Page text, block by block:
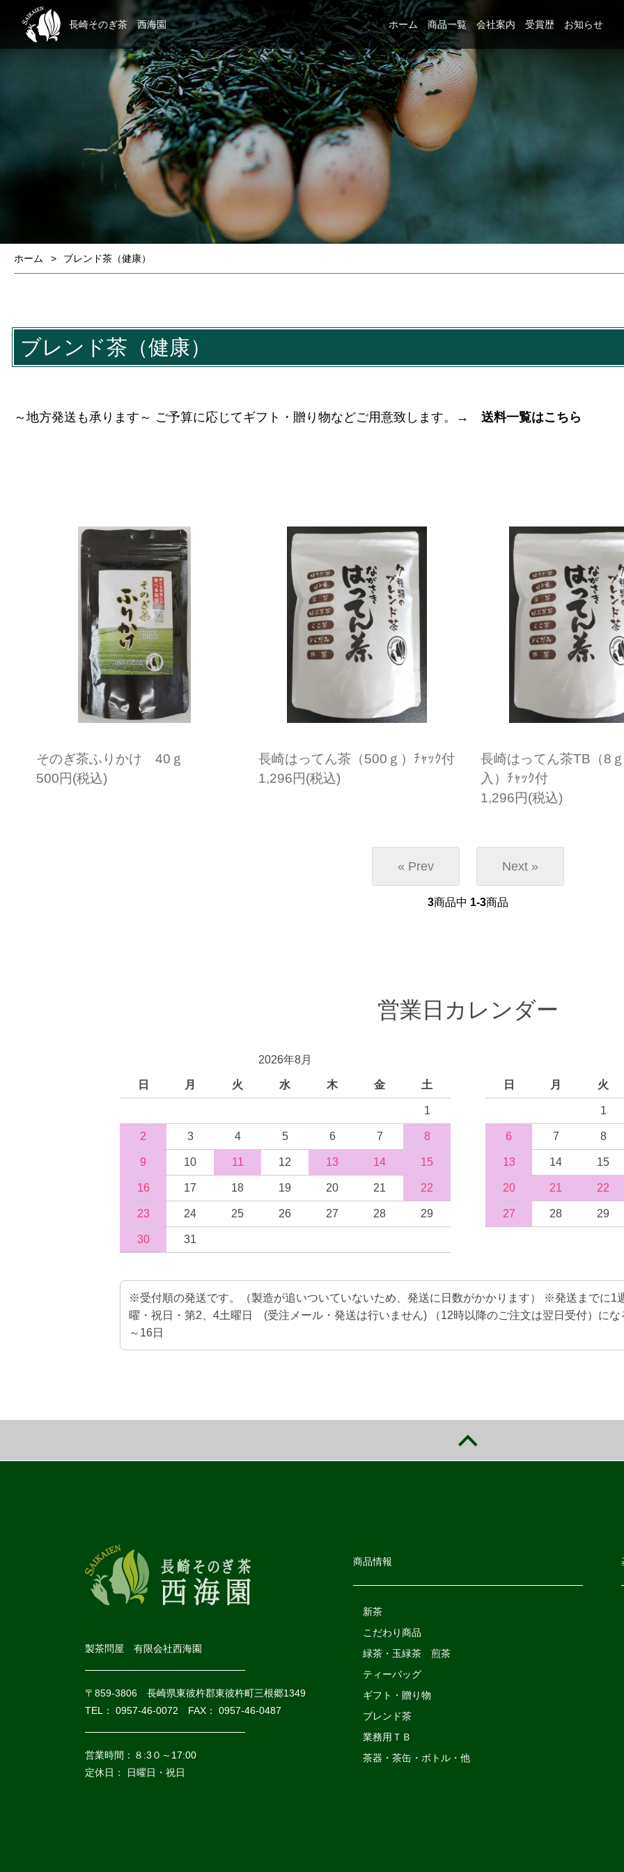
長崎そのぎ茶西海園 ホーム 商品一覧 会社案内 受賞歴 お知らせ
ホーム ブレンド茶（健康）
ブレンド茶（健康）
～地方発送も承ります～ ご予算に応じてギフト・贈り物などご用意致します。→ 送料一覧はこちら
そのぎ茶ふりかけ 40ｇ
500円(税込)
長崎はってん茶（500ｇ）ﾁｬｯｸ付
1,296円(税込)
長崎はってん茶TB（8
入）ﾁｬｯｸ付
1,296円(税込)
« Prev Next »
3商品中 1-3商品
営業日カレンダー
2026年8月
日 月 火 水 木 金 土
1
2 3 4 5 6 7 8
9 10 11 12 13 14 15
16 17 18 19 20 21 22
23 24 25 26 27 28 29
30 31
日 月 火
1
6 7 8
13 14 15
20 21 22
27 28 29
※受付順の発送です。（製造が追いついていないため、発送に日数がかかります） ※発送までに1
曜・祝日・第2、4土曜日 (受注メール・発送は行いません) （12時以降のご注文は翌日受付）に
～16日
製茶問屋 有限会社西海園
〒859-3806 長崎県東彼杵郡東彼杵町三根郷1349
TEL： 0957-46-0072 FAX： 0957-46-0487
営業時間：８:3０～17:00
定休日： 日曜日・祝日
商品情報
新茶
こだわり商品
緑茶・玉緑茶 煎茶
ティーバッグ
ギフト・贈り物
ブレンド茶
業務用ＴＢ
茶器・茶缶・ボトル・他